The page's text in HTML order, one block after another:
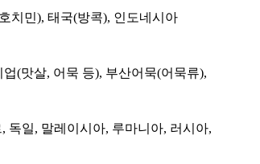
치민), 태국(방콕), 인도네시아
(맛살, 어묵 등), 부산어묵(어묵류),
독일, 말레이시아, 루마니아, 러시아,